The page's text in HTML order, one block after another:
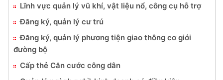
Lĩnh vực quản lý vũ khí, vật liệu nổ, công cụ hỗ trợ
Đăng ký, quản lý cư trú
Đăng ký, quản lý phương tiện giao thông cơ giới
đường bộ
Cấp thẻ Căn cước công dân